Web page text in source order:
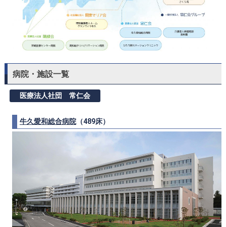
病院・施設一覧
医療法人社団 常仁会
牛久愛和総合病院（489床）